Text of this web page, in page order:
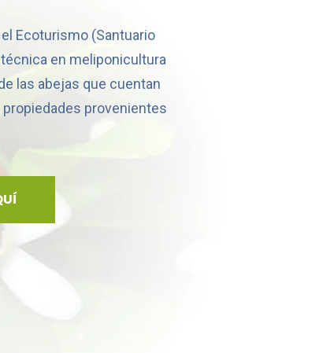
Ecoturismo (Santuario
en meliponicultura
las abejas que cuentan
provenientes